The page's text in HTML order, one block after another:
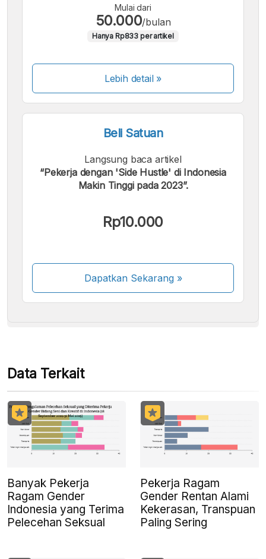
Mulai dari
50.000/bulan
Hanya Rp833 per artikel
Lebih detail »
Beli Satuan
Langsung baca artikel
“Pekerja dengan 'Side Hustle' di Indonesia
Makin Tinggi pada 2023”.
Rp10.000
Dapatkan Sekarang»
Beberapa metode pembayaran masih dalam
Data Terkait
Banyak Pekerja
Ragam Gender
Indonesia yang Terima
Pelecehan Seksual
Pekerja Ragam
Gender Rentan Alami
Kekerasan, Transpuan
Paling Sering